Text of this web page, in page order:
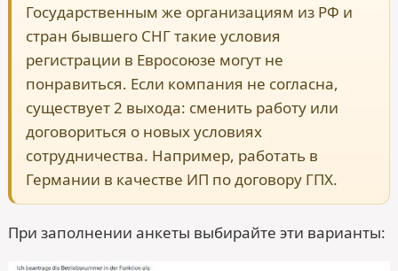
Государственным же организациям из РФ и
стран бывшего СНГ такие условия
регистрации в Евросоюзе могут не
понравиться. Если компания не согласна,
существует 2 выхода: сменить работу или
договориться о новых условиях
сотрудничества. Например, работать в
Германии в качестве ИП по договору ГПХ.
При заполнении анкеты выбирайте эти варианты: